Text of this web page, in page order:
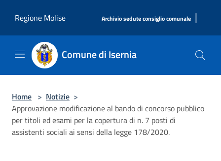
Regione Molise
Archivio sedute consiglio comunale |
Comune di Isernia
Home > Notizie >
Approvazione modificazione al bando di concorso pubblico
per titoli ed esami per la copertura di n. 7 posti di
assistenti sociali ai sensi della legge 178/2020.